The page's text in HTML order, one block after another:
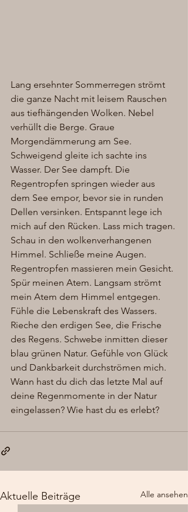
Lang ersehnter Sommerregen strömt
die ganze Nacht mit leisem Rauschen
aus tiefhängenden Wolken. Nebel
verhüllt die Berge. Graue
Morgendämmerung am See.
Schweigend gleite ich sachte ins
Wasser. Der See dampft. Die
Regentropfen springen wieder aus
dem See empor, bevor sie in runden
Dellen versinken. Entspannt lege ich
mich auf den Rücken. Lass mich tragen.
Schau in den wolkenverhangenen
Himmel. Schließe meine Augen.
Regentropfen massieren mein Gesicht.
Spür meinen Atem. Langsam strömt
mein Atem dem Himmel entgegen.
Fühle die Lebenskraft des Wassers.
Rieche den erdigen See, die Frische
des Regens. Schwebe inmitten dieser
blau grünen Natur. Gefühle von Glück
und Dankbarkeit durchströmen mich.
Wann hast du dich das letzte Mal auf
deine Regenmomente in der Natur
eingelassen? Wie hast du es erlebt?
Aktuelle Beiträge Alle ansehen